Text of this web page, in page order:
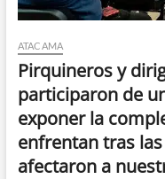
ATACAMA
Pirquineros y
participaron de
exponer la
enfrentan tras
afectaron a